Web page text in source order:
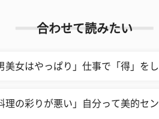
合わせて読みたい
美女はやっぱり」仕事で「得」を
理の彩りが悪い」自分って美的